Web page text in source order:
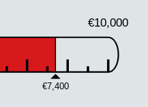
€10,000
€7,400